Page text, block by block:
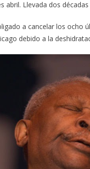
abril. Llevada dos
a cancelar los
debido a la